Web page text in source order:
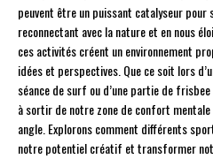
peuvent être un puissant catalyseur
reconnectant avec la nature et en nous
ces activités créent un environnement
idées et perspectives. Que ce soit lors
séance de surf ou d’une partie de
à sortir de notre zone de confort mentale
angle. Explorons comment différents
notre potentiel créatif et transformer